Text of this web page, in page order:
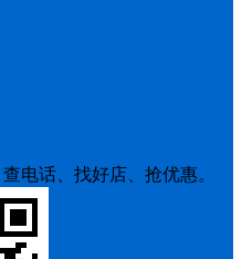
电话、找好店、抢优惠。